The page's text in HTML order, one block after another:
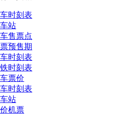
时刻表
站
售票点
预售期
时刻表
时刻表
票价
时刻表
站
机票